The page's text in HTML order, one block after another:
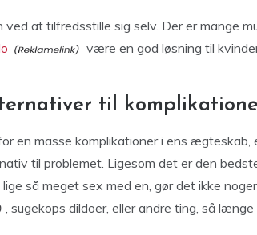
ved at tilfredsstille sig selv. Der er mange
være en god løsning til
til
en masse komplikationer i ens
til problemet. Ligesom det er den
så meget sex med en, gør det ikke
, sugekops dildoer, eller andre ting, så